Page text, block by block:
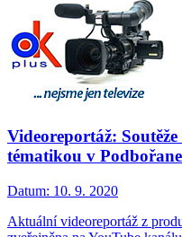
Videoreportáž:
tématikou v
Datum: 10. 9. 2020
Aktuální videoreportáž z